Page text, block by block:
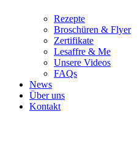
Rezepte
Broschüren & Flyer
Zertifikate
Lesaffre & Me
Unsere Videos
FAQs
News
Über uns
Kontakt